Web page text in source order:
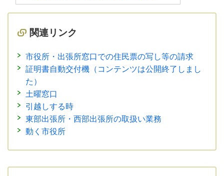
関連リンク
市役所・出張所窓口での住民票の写し等の請求
証明書自動交付機（コンテンツは公開終了しまし
た）
土曜窓口
引越しする時
東部出張所・西部出張所の取扱い業務
動く市役所